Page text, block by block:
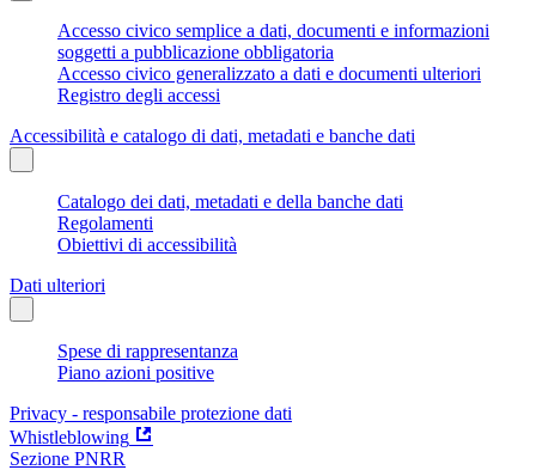
Accesso civico semplice a dati, documenti e informazioni
soggetti a pubblicazione obbligatoria
Accesso civico generalizzato a dati e documenti ulteriori
Registro degli accessi
Accessibilità e catalogo di dati, metadati e banche dati
Catalogo dei dati, metadati e della banche dati
Regolamenti
Obiettivi di accessibilità
Dati ulteriori
Spese di rappresentanza
Piano azioni positive
Privacy - responsabile protezione dati
Whistleblowing
Sezione PNRR